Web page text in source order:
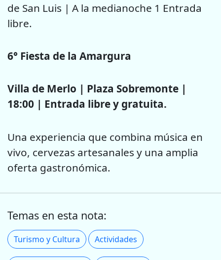
de San Luis | A la medianoche 1 Entrada
libre.
6° Fiesta de la Amargura
Villa de Merlo | Plaza Sobremonte |
18:00 | Entrada libre y gratuita.
Una experiencia que combina música en
vivo, cervezas artesanales y una amplia
oferta gastronómica.
Temas en esta nota:
Turismo y Cultura Actividades